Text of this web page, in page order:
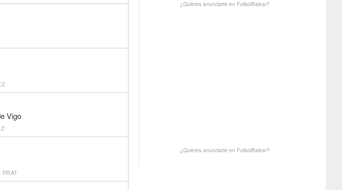
Vigo
PRAT
¿Quieres anunciarte en FutbolBalear?
¿Quieres anunciarte en FutbolBalear?